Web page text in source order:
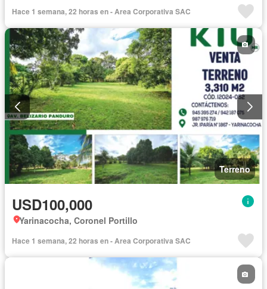
Hace 1 semana, 22 horas en - Area Corporativa SAC
Terreno
USD100,000
Yarinacocha, Coronel Portillo
Hace 1 semana, 22 horas en - Area Corporativa SAC